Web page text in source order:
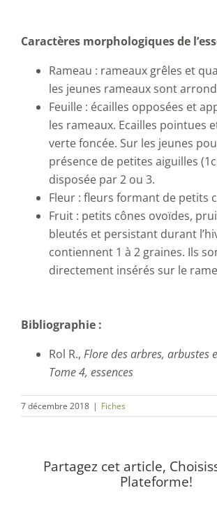
Caractères morphologiques de
Rameau : rameaux grêles et
les jeunes rameaux sont
Feuille : écailles opposées et
les rameaux. Ecailles pointues
verte foncée. Sur les jeunes
présence de petites aiguilles
disposée par 2 ou 3.
Fleur : fleurs formant de petits
Fruit : petits cônes ovoïdes,
bleutés et persistant durant
contiennent 1 à 2 graines. Ils
directement insérés sur le
Bibliographie :
Rol R., Flore des arbres, arbustes
Tome 4, essences
7 décembre 2018 | Fiches
Partagez cet article,
Plateforme!